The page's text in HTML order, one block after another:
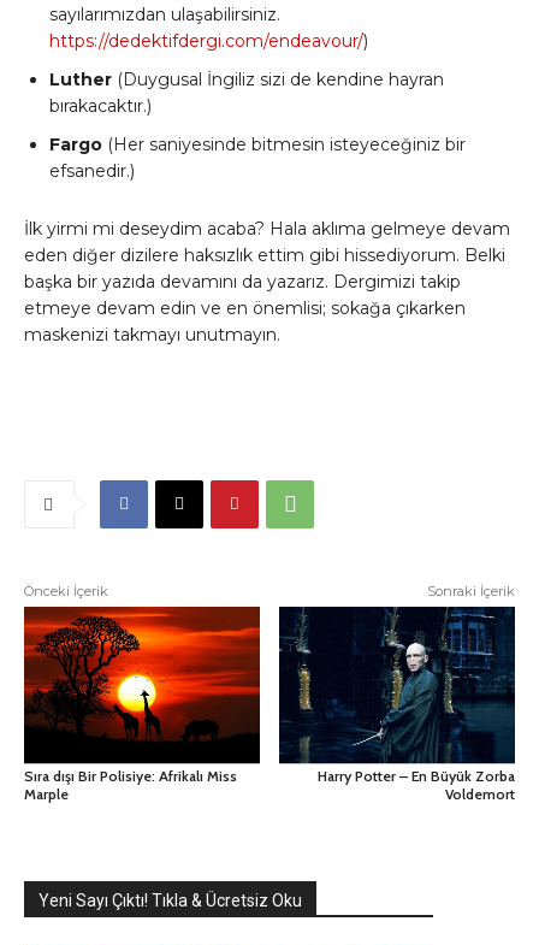
sayılarımızdan ulaşabilirsiniz.
https://dedektifdergi.com/endeavour/)
Luther (Duygusal İngiliz sizi de kendine hayran
bırakacaktır.)
Fargo (Her saniyesinde bitmesin isteyeceğiniz bir
efsanedir.)
İlk yirmi mi deseydim acaba? Hala aklıma gelmeye devam
eden diğer dizilere haksızlık ettim gibi hissediyorum. Belki
başka bir yazıda devamını da yazarız. Dergimizi takip
etmeye devam edin ve en önemlisi; sokağa çıkarken
maskenizi takmayı unutmayın.
Önceki İçerik
Sıra dışı Bir Polisiye: Afrikalı Miss
Marple
Sonraki İçerik
Harry Potter – En Büyük Zorba
Voldemort
Yeni Sayı Çıktı! Tıkla & Ücretsiz Oku